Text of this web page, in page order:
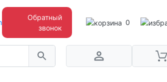
0
Обратный
звонок